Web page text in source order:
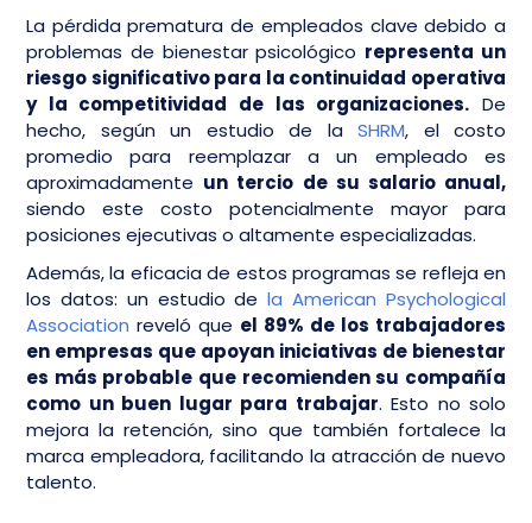
La pérdida prematura de empleados clave debido a
problemas de bienestar psicológico representa un
riesgo significativo para la continuidad operativa
y la competitividad de las organizaciones. De
hecho, según un estudio de la SHRM, el costo
promedio para reemplazar a un empleado es
aproximadamente un tercio de su salario anual,
siendo este costo potencialmente mayor para
posiciones ejecutivas o altamente especializadas.
Además, la eficacia de estos programas se refleja en
los datos: un estudio dela American Psychological
Association reveló que el 89% de los trabajadores
en empresas que apoyan iniciativas de bienestar
es más probable que recomienden su compañía
como un buen lugar para trabajar. Esto no solo
mejora la retención, sino que también fortalece la
marca empleadora, facilitando la atracción de nuevo
talento.